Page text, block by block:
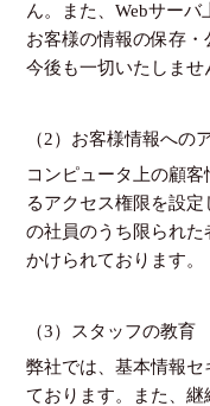
ん。また、Webサー
お客様の情報の保存・
今後も一切いたしませ
（2）お客様情報への
コンピュータ上の顧
るアクセス権限を設
の社員のうち限られ
かけられております。
（3）スタッフの教育
弊社では、基本情報
ております。また、